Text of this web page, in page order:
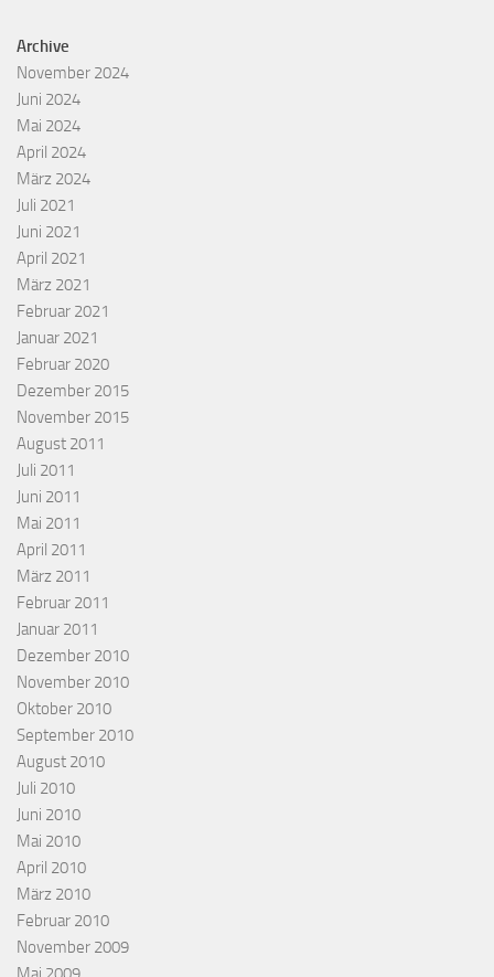
Archive
November 2024
Juni 2024
Mai 2024
April 2024
März 2024
Juli 2021
Juni 2021
April 2021
März 2021
Februar 2021
Januar 2021
Februar 2020
Dezember 2015
November 2015
August 2011
Juli 2011
Juni 2011
Mai 2011
April 2011
März 2011
Februar 2011
Januar 2011
Dezember 2010
November 2010
Oktober 2010
September 2010
August 2010
Juli 2010
Juni 2010
Mai 2010
April 2010
März 2010
Februar 2010
November 2009